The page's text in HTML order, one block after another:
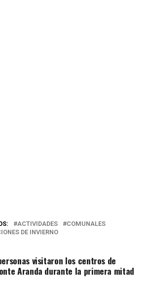
ACTIVIDADES
COMUNALES
DE INVIERNO
visitaron los centros de
Aranda durante la primera mitad